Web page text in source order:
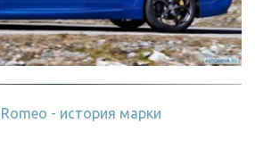
- история марки